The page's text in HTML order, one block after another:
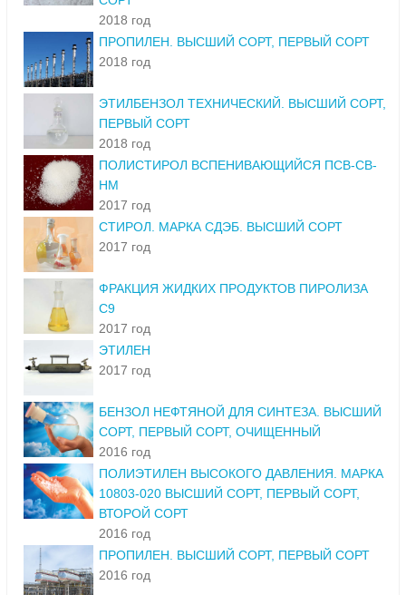
2018 год
ПРОПИЛЕН. ВЫСШИЙ СОРТ, ПЕРВЫЙ СОРТ
2018 год
ЭТИЛБЕНЗОЛ ТЕХНИЧЕСКИЙ. ВЫСШИЙ СОРТ,
ПЕРВЫЙ СОРТ
2018 год
ПОЛИСТИРОЛ ВСПЕНИВАЮЩИЙСЯ ПСВ-СВ-
НМ
2017 год
СТИРОЛ. МАРКА СДЭБ. ВЫСШИЙ СОРТ
2017 год
ФРАКЦИЯ ЖИДКИХ ПРОДУКТОВ ПИРОЛИЗА
С9
2017 год
ЭТИЛЕН
2017 год
БЕНЗОЛ НЕФТЯНОЙ ДЛЯ СИНТЕЗА. ВЫСШИЙ
СОРТ, ПЕРВЫЙ СОРТ, ОЧИЩЕННЫЙ
2016 год
ПОЛИЭТИЛЕН ВЫСОКОГО ДАВЛЕНИЯ. МАРКА
10803-020 ВЫСШИЙ СОРТ, ПЕРВЫЙ СОРТ,
ВТОРОЙ СОРТ
2016 год
ПРОПИЛЕН. ВЫСШИЙ СОРТ, ПЕРВЫЙ СОРТ
2016 год